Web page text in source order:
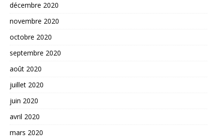
décembre 2020
novembre 2020
octobre 2020
septembre 2020
août 2020
juillet 2020
juin 2020
avril 2020
mars 2020